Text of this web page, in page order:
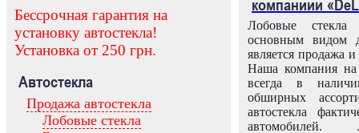
Бессрочная гарантия на
установку автостекла!
Установка от 250 грн.
Автостекла
Продажа автостекла
Лобовые стекла
компаниии
Лобовые
основным видом
является продажа и
Наша компания на
всегда в
обширных
автостекла